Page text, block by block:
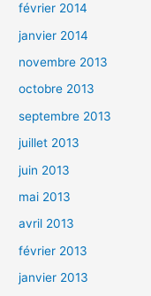
février 2014
janvier 2014
novembre 2013
octobre 2013
septembre 2013
juillet 2013
juin 2013
mai 2013
avril 2013
février 2013
janvier 2013